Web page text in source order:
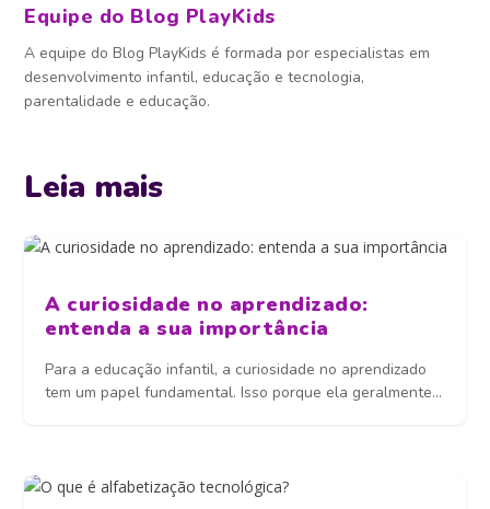
Equipe do Blog PlayKids
A equipe do Blog PlayKids é formada por especialistas em
desenvolvimento infantil, educação e tecnologia,
parentalidade e educação.
Leia mais
A curiosidade no aprendizado:
entenda a sua importância
Para a educação infantil, a curiosidade no aprendizado
tem um papel fundamental. Isso porque ela geralmente...